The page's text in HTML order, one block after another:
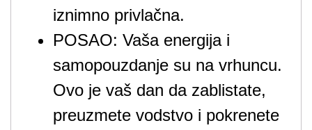
iznimno privlačna.
POSAO: Vaša energija i
samopouzdanje su na vrhuncu.
Ovo je vaš dan da zablistate,
preuzmete vodstvo i pokrenete